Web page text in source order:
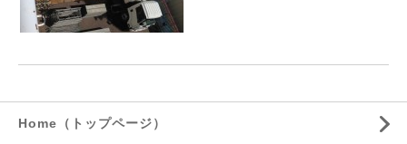
Home（トップページ）